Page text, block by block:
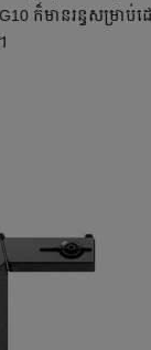
ក៏​មាន​រន្ធ​សម្រាប់​